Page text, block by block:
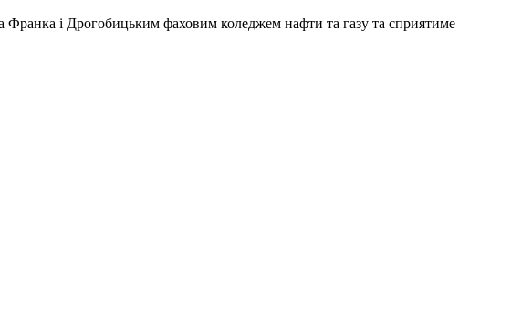
Франка і Дрогобицьким фаховим коледжем нафти та газу та сприятиме